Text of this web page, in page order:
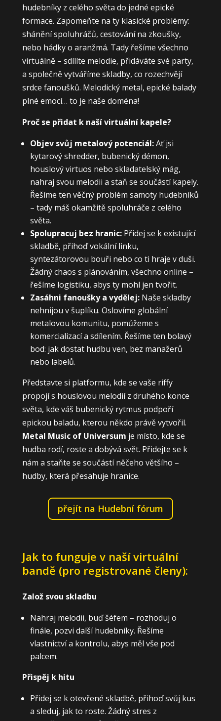
hudebníky z celého světa do jedné epické
formace. Zapomeňte na ty klasické problémy:
shánění spoluhráčů, cestování na zkoušky,
nebo hádky o aranžmá. Tady řešíme všechno
virtuálně – sdílíte melodie, přidáváte své party,
a společně vytváříme skladby, co rozechvějí
srdce fanoušků. Melodický metal, epické balady
plné emocí… to je naše doména!
Proč se přidat k naší virtuální kapele?
Objev svůj metalový potenciál:Ať jsi
kytarový shredder, bubenický démon,
houslový virtuos nebo skladatelský mág,
nahraj svou melodii a staň se součástí kapely.
Řešíme ten věčný problém samoty hudebníků
– tady máš okamžitě spoluhráče z celého
světa.
Spolupracuj bez hranic:Přidej se k existující
skladbě, přihoď vokální linku,
syntezátorovou bouři nebo co ti hraje v duši.
Žádný chaos s plánováním, všechno online –
řešíme logistiku, abys ty mohl jen tvořit.
Zasáhni fanoušky a vydělej:Naše skladby
nehnijou v šuplíku. Oslovíme globální
metalovou komunitu, pomůžeme s
komercializací a sdílením. Řešíme ten bolavý
bod: jak dostat hudbu ven, bez manažerů
nebo labelů.
Představte si platformu, kde se vaše riffy
propojí s houslovou melodií z druhého konce
světa, kde váš bubenický rytmus podpoří
epickou baladu, kterou někdo právě vytvořil.
Metal Music of Universum je místo, kde se
hudba rodí, roste a dobývá svět. Přidejte se k
nám a staňte se součástí něčeho většího –
hudby, která přesahuje hranice.
přejít na Hudební fórum
Jak to funguje v naší virtuální
bandě (pro registrované členy):
Založ svou skladbu
Nahraj melodii, buď šéfem – rozhoduj o
finále, pozvi další hudebníky. Řešíme
vlastnictví a kontrolu, abys měl vše pod
palcem.
Přispěj k hitu
Přidej se k otevřené skladbě, přihoď svůj kus
a sleduj, jak to roste. Žádný stres z